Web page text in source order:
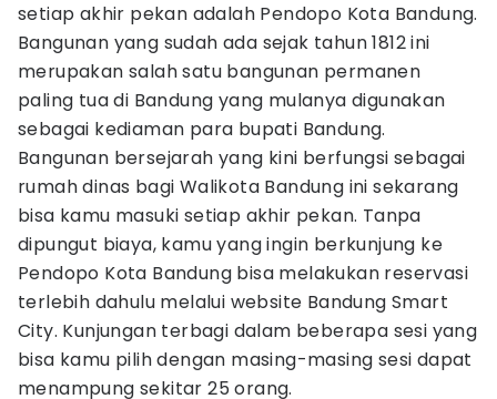
setiap akhir pekan adalah Pendopo Kota Bandung.
Bangunan yang sudah ada sejak tahun 1812 ini
merupakan salah satu bangunan permanen
paling tua di Bandung yang mulanya digunakan
sebagai kediaman para bupati Bandung.
Bangunan bersejarah yang kini berfungsi sebagai
rumah dinas bagi Walikota Bandung ini sekarang
bisa kamu masuki setiap akhir pekan. Tanpa
dipungut biaya, kamu yang ingin berkunjung ke
Pendopo Kota Bandung bisa melakukan reservasi
terlebih dahulu melalui website Bandung Smart
City. Kunjungan terbagi dalam beberapa sesi yang
bisa kamu pilih dengan masing-masing sesi dapat
menampung sekitar 25 orang.